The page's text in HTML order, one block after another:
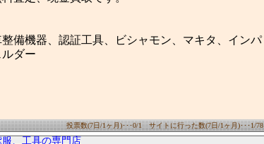
備機器、認証工具、ビシャモン、マキタ、インパ
ダー
投票数(7日/1ヶ月)･･･0/1 サイトに行った数(7日/1ヶ月)･･･1/78
、工具の専門店